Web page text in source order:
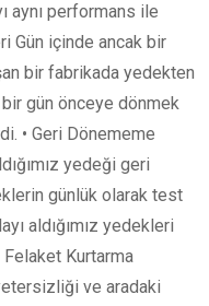
aynı performans ile
Gün içinde ancak bir
bir fabrikada yedekten
gün önceye dönmek
• Geri Dönememe
yedeği geri
günlük olarak test
aldığımız yedekleri
Kurtarma
ve aradaki